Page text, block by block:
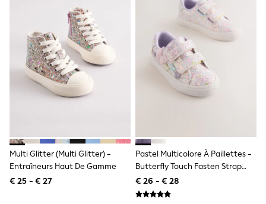
Crocs
Havaianas
Pour Moi
Rayban
Skechers
GIRLS
New In
New in from Next
New In
Toy Story
THE SET
50 - 92cm
98 - 110cm
116 - 134cm
Multi Glitter (multi Glitter) -
Entraîneurs Haut De Gamme
€ 25 - € 27
Pastel Multicolore À Paillettes -
Butterfly Touch Fasten Strap
Trainers
€ 26 - € 28